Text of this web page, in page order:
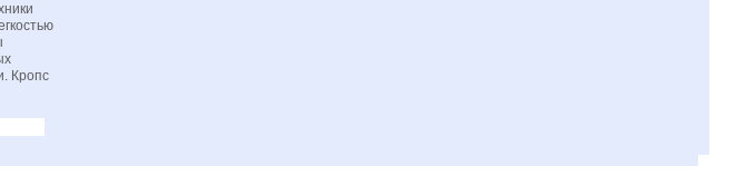
Кропс